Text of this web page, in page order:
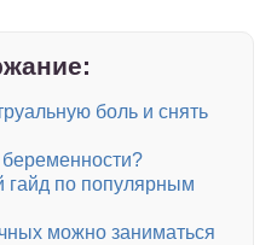
боль и снять
гайд по популярным
можно заниматься